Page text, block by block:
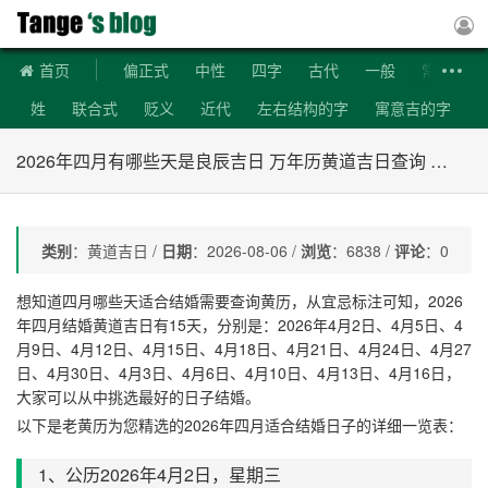
首页 偏正式 中性 四字 古代 一般
常用
姓
联合式 贬义 近代 左右结构的字
寓意吉的字
明代诗词
成语造句 唐代诗词
2026年四月有哪些天是良辰吉日 万年历黄道吉日查询 2026年中国万年历结婚搬家黄道吉日
类别：黄道吉日 / 日期：2026-08-06 / 浏览：6838 / 评论：0
想知道四月哪些天适合结婚需要查询黄历，从宜忌标注可知，2026
年四月结婚黄道吉日有15天，分别是：2026年4月2日、4月5日、4
月9日、4月12日、4月15日、4月18日、4月21日、4月24日、4月27
日、4月30日、4月3日、4月6日、4月10日、4月13日、4月16日，
大家可以从中挑选最好的日子结婚。
以下是老黄历为您精选的2026年四月适合结婚日子的详细一览表：
1、公历2026年4月2日，星期三